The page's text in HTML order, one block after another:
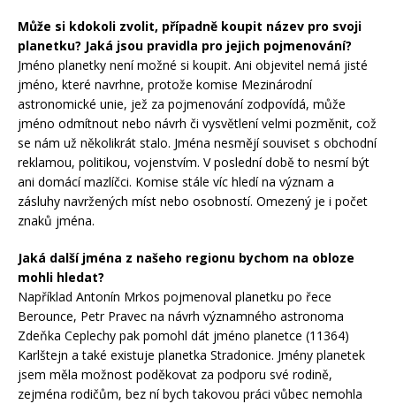
Může si kdokoli zvolit, případně koupit název pro svoji
planetku? Jaká jsou pravidla pro jejich pojmenování?
Jméno planetky není možné si koupit. Ani objevitel nemá jisté
jméno, které navrhne, protože komise Mezinárodní
astronomické unie, jež za pojmenování zodpovídá, může
jméno odmítnout nebo návrh či vysvětlení velmi pozměnit, což
se nám už několikrát stalo. Jména nesmějí souviset s obchodní
reklamou, politikou, vojenstvím. V poslední době to nesmí být
ani domácí mazlíčci. Komise stále víc hledí na význam a
zásluhy navržených míst nebo osobností. Omezený je i počet
znaků jména.
Jaká další jména z našeho regionu bychom na obloze
mohli hledat?
Například Antonín Mrkos pojmenoval planetku po řece
Berounce, Petr Pravec na návrh významného astronoma
Zdeňka Ceplechy pak pomohl dát jméno planetce (11364)
Karlštejn a také existuje planetka Stradonice. Jmény planetek
jsem měla možnost poděkovat za podporu své rodině,
zejména rodičům, bez ní bych takovou práci vůbec nemohla